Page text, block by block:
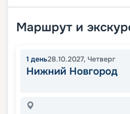
Маршрут и
1 день28.10.2027, Четверг
Нижний Новгород